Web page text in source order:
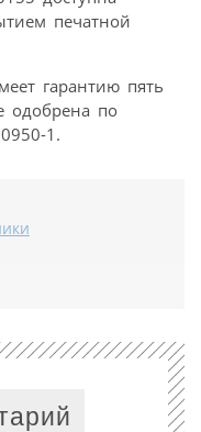
печатной
гарантию пять
одобрена по
1.